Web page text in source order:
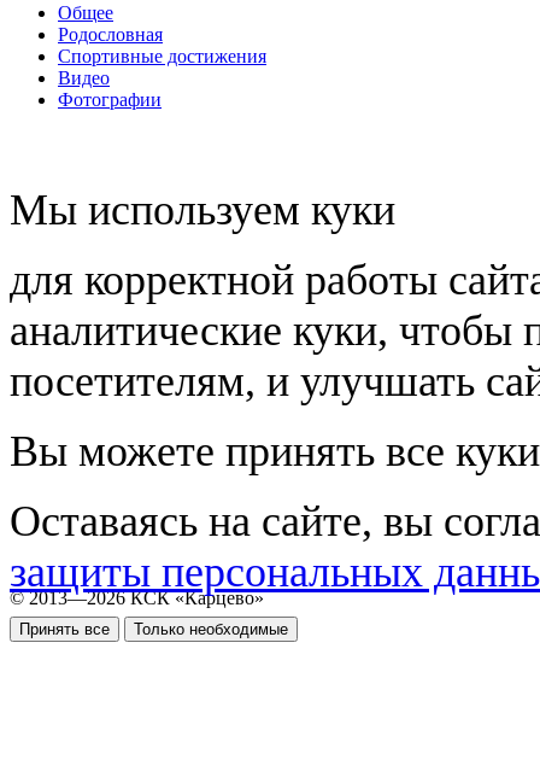
Общее
Родословная
Спортивные достижения
Видео
Фотографии
Мы используем куки
для корректной работы
аналитические куки, чтобы
посетителям, и улучшать
Вы можете принять все
Оставаясь на сайте, вы
защиты персональных
Принять все Только необходимые
© 2013—2026 КСК «Карцево»